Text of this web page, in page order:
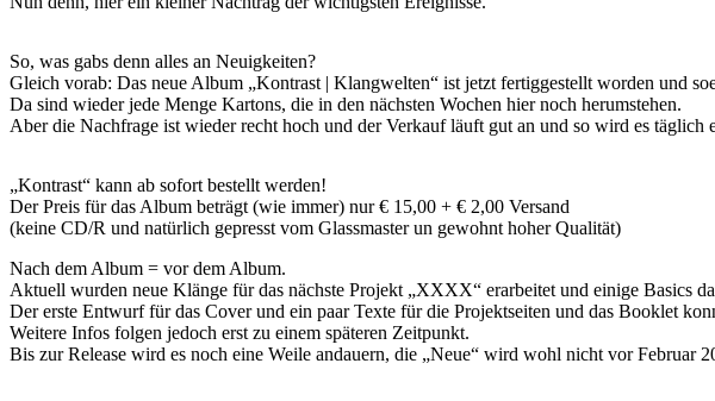
So, was gabs denn alles an Neuigkeiten?
Gleich vorab: Das neue Album „Kontrast | Klangwelten“ ist jetzt fertiggestellt worden und
Da sind wieder jede Menge Kartons, die in den nächsten Wochen hier noch herumstehen.
Aber die Nachfrage ist wieder recht hoch und der Verkauf läuft gut an und so wird es täglich
„Kontrast“ kann ab sofort bestellt werden!
Der Preis für das Album beträgt (wie immer) nur € 15,00 + € 2,00 Versand
(keine CD/R und natürlich gepresst vom Glassmaster un gewohnt hoher Qualität)
Nach dem Album = vor dem Album.
Aktuell wurden neue Klänge für das nächste Projekt „XXXX“ erarbeitet und einige Basics
Der erste Entwurf für das Cover und ein paar Texte für die Projektseiten und das Booklet
Weitere Infos folgen jedoch erst zu einem späteren Zeitpunkt.
Bis zur Release wird es noch eine Weile andauern, die „Neue“ wird wohl nicht vor Februar